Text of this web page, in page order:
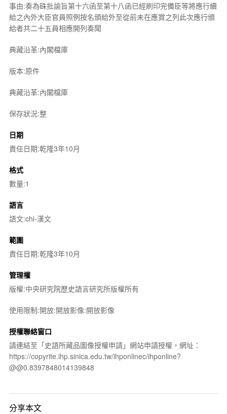
事由:奏為硃批諭旨第十六函至第十八函已經刷印完備臣等將應行續
給之內外大臣官員照例按名頒給外至從前未在應賞之列此次應行頒
給者共二十五員相應開列奏聞
典藏沿革:內閣檔庫
版本:原件
典藏沿革:內閣檔庫
保存狀況:整
日期
責任日期:乾隆3年10月
格式
數量:1
語言
語文:chi-漢文
範圍
責任日期:乾隆3年10月
管理權
版權:中央研究院歷史語言研究所版權所有
使用限制:開放:開放影像:開放影像
授權聯絡窗口
請連結至「史語所藏品圖像授權申請」網站申請授權，網址：
https://copyrite.ihp.sinica.edu.tw/ihponlinec/ihponline?
@@0.8397848014139848
分享本文